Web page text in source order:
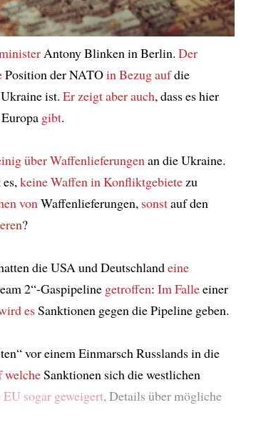
Antony Blinken in Berlin. Der
Position der NATOin Bezug aufdie
ist. Er zeigt aber auch, dass es hier
gibt.
über Waffenlieferungen an die Ukraine.
keine Waffen in Konfliktgebiete zu
von Waffenlieferungen, sonstauf den
?
die USA und Deutschlandeine
2“-Gaspipeline getroffen: Im Falleeiner
esSanktionen gegen die Pipeline geben.
vor einem Einmarsch Russlands in die
welcheSanktionen sich die westlichen
sogar geweigert, Details über mögliche